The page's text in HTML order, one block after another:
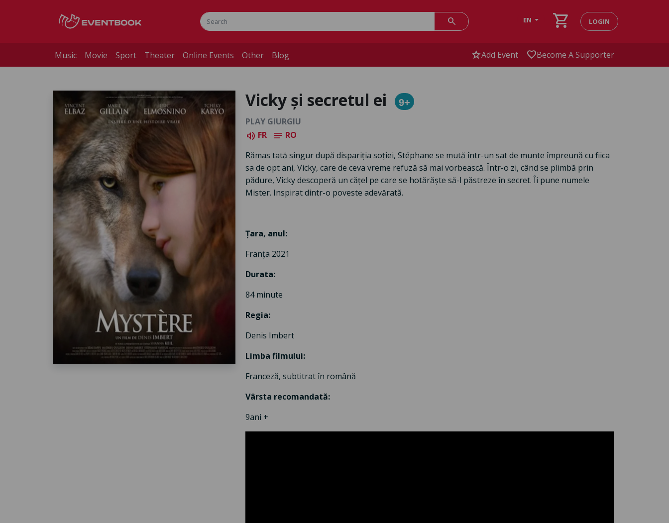
search EN shopping_cart LOGIN
Music Movie Sport Theater Online Events Other Blog starAdd Event favoriteBecome A Supporter
Vicky și secretul ei
9+
PLAY GIURGIU
volume_up FR notes RO
Rămas tată singur după dispariția soției, Stéphane se mută într-un sat de munte împreună cu fiica
sa de opt ani, Vicky, care de ceva vreme refuză să mai vorbească. Într-o zi, când se plimbă prin
pădure, Vicky descoperă un cățel pe care se hotărăște să-l păstreze în secret. Îi pune numele
Mister. Inspirat dintr-o poveste adevărată.
Țara, anul:
Franța 2021
Durata:
84 minute
Regia:
Denis Imbert
Limba filmului:
Franceză, subtitrat în română
Vârsta recomandată:
9ani +